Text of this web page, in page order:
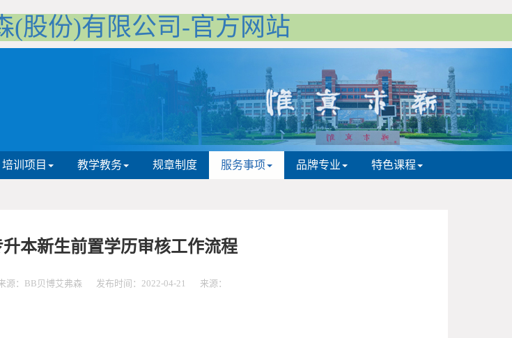
(股份)有限公司-官方网站
培训项目 教学教务 规章制度 服务事项 品牌专业 特色课程
升本新生前置学历审核工作流程
源：BB贝博艾弗森 发布时间：2022-04-21 来源：